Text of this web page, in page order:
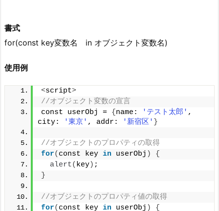
書式
for(const key変数名 in オブジェクト変数名)
使用例
<script>
//オブジェクト変数の宣言
const userObj = { name: 'テスト太郎' ,
city:
'東京' , addr: '新宿区' }
//オブジェクトのプロパティの取得
for( const key in userObj )
{
alert( key) ;
}
//オブジェクトのプロパティ値の取得
for( const key in userObj )
{